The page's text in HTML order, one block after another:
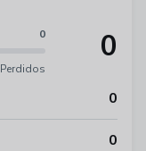
0
Perdidos
0
0
0